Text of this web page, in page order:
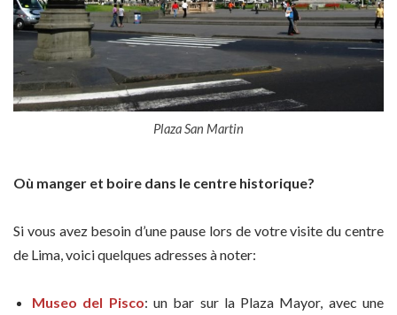
Plaza San Martin
Où manger et boire dans le centre historique?
Si vous avez besoin d’une pause lors de votre visite du centre
de Lima, voici quelques adresses à noter:
Museo del Pisco: un bar sur la Plaza Mayor, avec une